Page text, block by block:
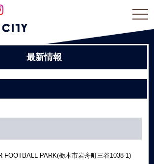
最新情報
FOOTBALL PARK(栃木市岩舟町三谷1038-1)